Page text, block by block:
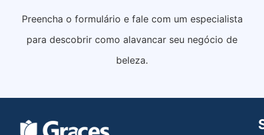
Preencha o formulário e fale com um especialista
para descobrir como alavancar seu negócio de
beleza.